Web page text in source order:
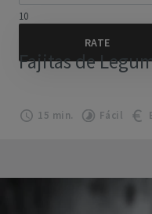
10
Fajitas de
15 min. Fácil